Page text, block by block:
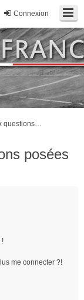
Connexion
Foire aux questions (Questions posées fréquemment)
posées
!
me connecter ?!